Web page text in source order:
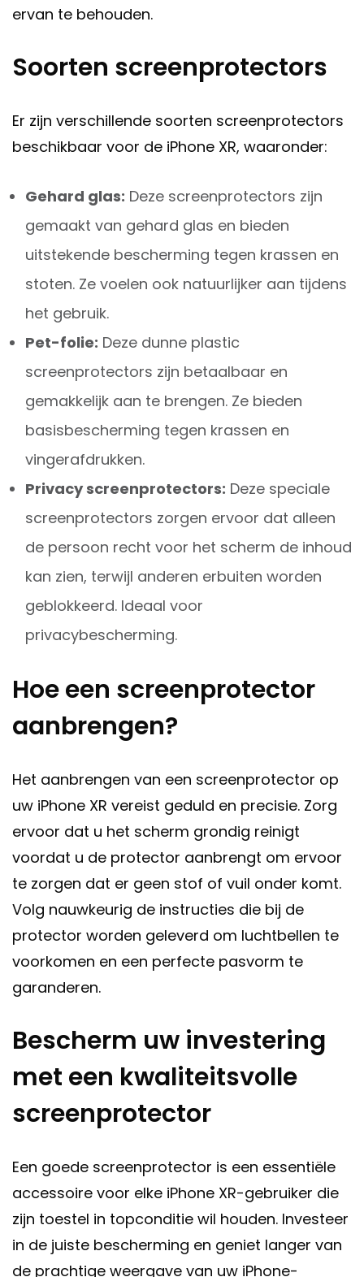
ervan te behouden.
Soorten screenprotectors
Er zijn verschillende soorten screenprotectors
beschikbaar voor de iPhone XR, waaronder:
Gehard glas: Deze screenprotectors zijn
gemaakt van gehard glas en bieden
uitstekende bescherming tegen krassen en
stoten. Ze voelen ook natuurlijker aan tijdens
het gebruik.
Pet-folie: Deze dunne plastic
screenprotectors zijn betaalbaar en
gemakkelijk aan te brengen. Ze bieden
basisbescherming tegen krassen en
vingerafdrukken.
Privacy screenprotectors: Deze speciale
screenprotectors zorgen ervoor dat alleen
de persoon recht voor het scherm de inhoud
kan zien, terwijl anderen erbuiten worden
geblokkeerd. Ideaal voor
privacybescherming.
Hoe een screenprotector
aanbrengen?
Het aanbrengen van een screenprotector op
uw iPhone XR vereist geduld en precisie. Zorg
ervoor dat u het scherm grondig reinigt
voordat u de protector aanbrengt om ervoor
te zorgen dat er geen stof of vuil onder komt.
Volg nauwkeurig de instructies die bij de
protector worden geleverd om luchtbellen te
voorkomen en een perfecte pasvorm te
garanderen.
Bescherm uw investering
met een kwaliteitsvolle
screenprotector
Een goede screenprotector is een essentiële
accessoire voor elke iPhone XR-gebruiker die
zijn toestel in topconditie wil houden. Investeer
in de juiste bescherming en geniet langer van
de prachtige weergave van uw iPhone-